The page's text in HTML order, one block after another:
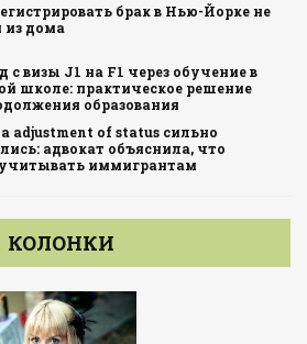
брак в Нью-Йорке не
из дома
с визы J1 на F1 через обучение в
школе: практическое решение
образования
adjustment of status сильно
адвокат объяснила, что
иммигрантам
КОЛОНКИ